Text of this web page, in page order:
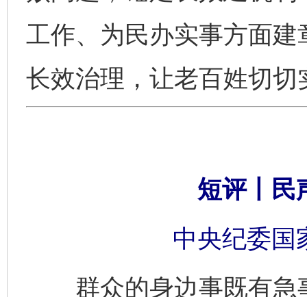
工作、为民办实事方面
长效治理，让老百姓切
短评丨民
中央纪委国
群众的身边事既有急